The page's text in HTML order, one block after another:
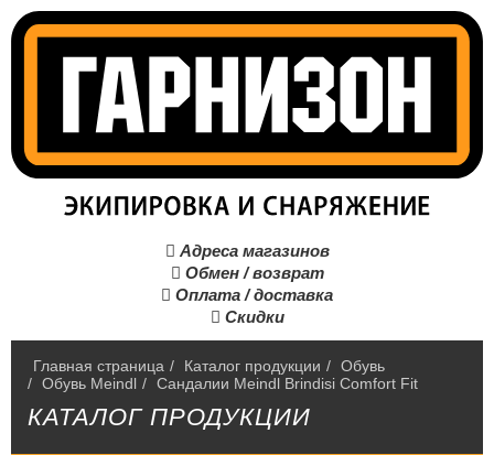
 Адреса магазинов
 Обмен / возврат
 Оплата / доставка
 Скидки
Главная страница / Каталог продукции / Обувь
/ Обувь Meindl / Сандалии Meindl Brindisi Comfort Fit
КАТАЛОГ ПРОДУКЦИИ